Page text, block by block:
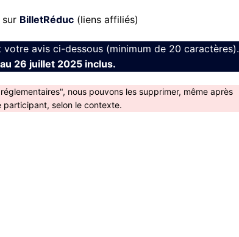
BilletRéduc (liens affiliés)
avis ci-dessous (minimum de 20 caractères).
26 juillet 2025 inclus.
nous pouvons les supprimer, même après
participant, selon le contexte.